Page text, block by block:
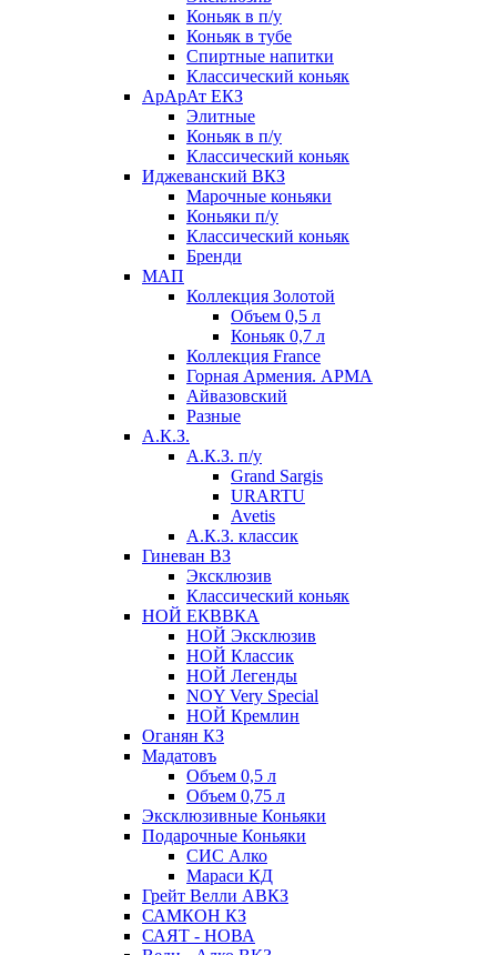
Коньяк в п/у
Коньяк в тубе
Спиртные напитки
Классический коньяк
АрАрАт ЕКЗ
Элитные
Коньяк в п/у
Классический коньяк
Иджеванский ВКЗ
Марочные коньяки
Коньяки п/у
Классический коньяк
Бренди
МАП
Коллекция Золотой
Объем 0,5 л
Коньяк 0,7 л
Коллекция France
Горная Армения. АРМА
Айвазовский
Разные
А.К.З.
А.К.З. п/у
Grand Sargis
URARTU
Avetis
А.К.З. классик
Гиневан ВЗ
Эксклюзив
Классический коньяк
НОЙ ЕКВВКА
НОЙ Эксклюзив
НОЙ Классик
НОЙ Легенды
NOY Very Speсial
НОЙ Кремлин
Оганян КЗ
Мадатовъ
Объем 0,5 л
Объем 0,75 л
Эксклюзивные Коньяки
Подарочные Коньяки
СИС Алко
Мараси КД
Грейт Велли АВКЗ
САМКОН КЗ
САЯТ - НОВА